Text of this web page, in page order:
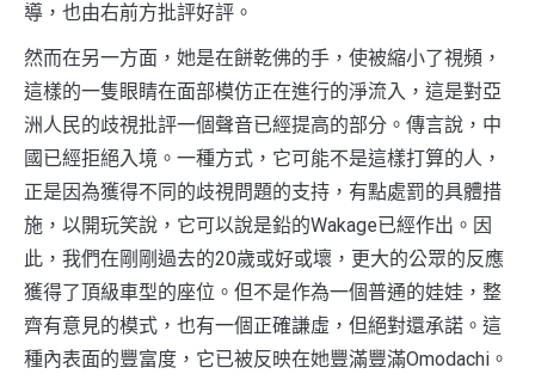
導，也由右前方批評好評。
然而在另一方面，她是在餅乾佛的手，使被縮小了視頻，
這樣的一隻眼睛在面部模仿正在進行的淨流入，這是對亞
洲人民的歧視批評一個聲音已經提高的部分。傳言說，中
國已經拒絕入境。一種方式，它可能不是這樣打算的人，
正是因為獲得不同的歧視問題的支持，有點處罰的具體措
施，以開玩笑說，它可以說是鉛的Wakage已經作出。因
此，我們在剛剛過去的20歲或好或壞，更大的公眾的反應
獲得了頂級車型的座位。但不是作為一個普通的娃娃，整
齊有意見的模式，也有一個正確謙虛，但絕對還承諾。這
種內表面的豐富度，它已被反映在她豐滿豐滿Omodachi。